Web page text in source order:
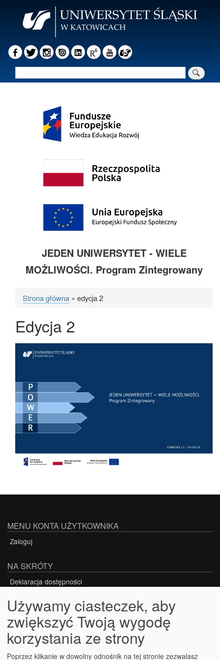
JEDEN UNIWERSYTET - WIELE
MOŻLIWOŚCI. Program Zintegrowany
Ścieżka
nawigacyjna
Strona główna edycja 2
Edycja 2
MENU KONTA UŻYTKOWNIKA
Zaloguj
NA SKRÓTY
Deklaracja dostępności
Projekt nr POWR.03.05.00-00-Z301/18-00
PROJEKT WSPÓŁFINANSOWANY ZE ŚRODKÓW
UNII EUROPEJSKIEJ W RAMACH EUROPEJSKIEGO
Używamy ciasteczek, aby
zwiększyć Twoją wygodę
korzystania ze strony
Poprzez klikanie w dowolny odnośnik na tej stronie zezwalasz